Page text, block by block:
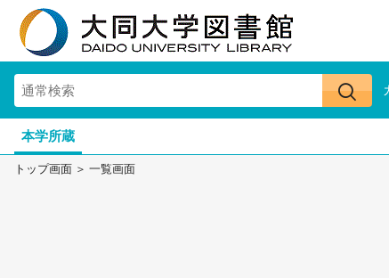
本学所蔵
トップ画面 一覧画面